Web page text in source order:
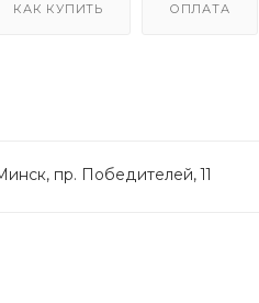
КАК КУПИТЬ ОПЛАТА
пр. Победителей, 11